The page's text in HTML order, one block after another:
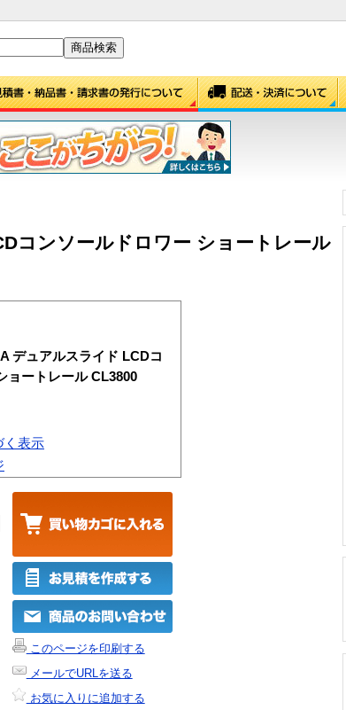
コンソールドロワー ショートレール
デュアルスライド LCDコ
ョートレール CL3800
く表示
このページを印刷する
メールでURLを送る
お気に入りに追加する